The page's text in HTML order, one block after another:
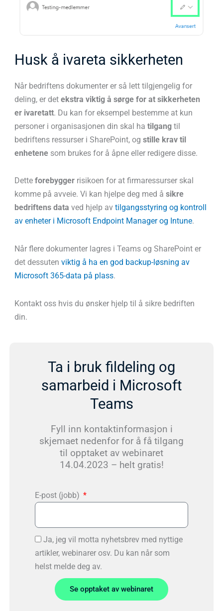
Husk å ivareta sikkerheten
Når bedriftens dokumenter er så lett tilgjengelig for
deling, er det ekstra viktig å sørge for at sikkerheten
er ivaretatt. Du kan for eksempel bestemme at kun
personer i organisasjonen din skal ha tilgangtil
bedriftens ressurser i SharePoint, og stille krav til
enhetenesom brukes for å åpne eller redigere disse.
Dette forebyggerrisikoen for at firmaressurser skal
komme på avveie. Vi kan hjelpe deg med å sikre
bedriftens data ved hjelp av tilgangsstyring og kontroll
av enheter i Microsoft Endpoint Manager og Intune.
Når flere dokumenter lagres i Teams og SharePoint er
det dessuten viktig å ha en god backup-løsning av
Microsoft 365-data på plass.
Kontakt oss hvis du ønsker hjelp til å sikre bedriften
din.
Ta i bruk fildeling og
samarbeid i Microsoft
Teams
Fyll inn kontaktinformasjon i
skjemaet nedenfor for å få tilgang
til opptaket av webinaret
14.04.2023 – helt gratis!
E-post (jobb)
Ja, jeg vil motta nyhetsbrev med nyttige
artikler, webinarer osv. Du kan når som
helst melde deg av.
Se opptaket av webinaret